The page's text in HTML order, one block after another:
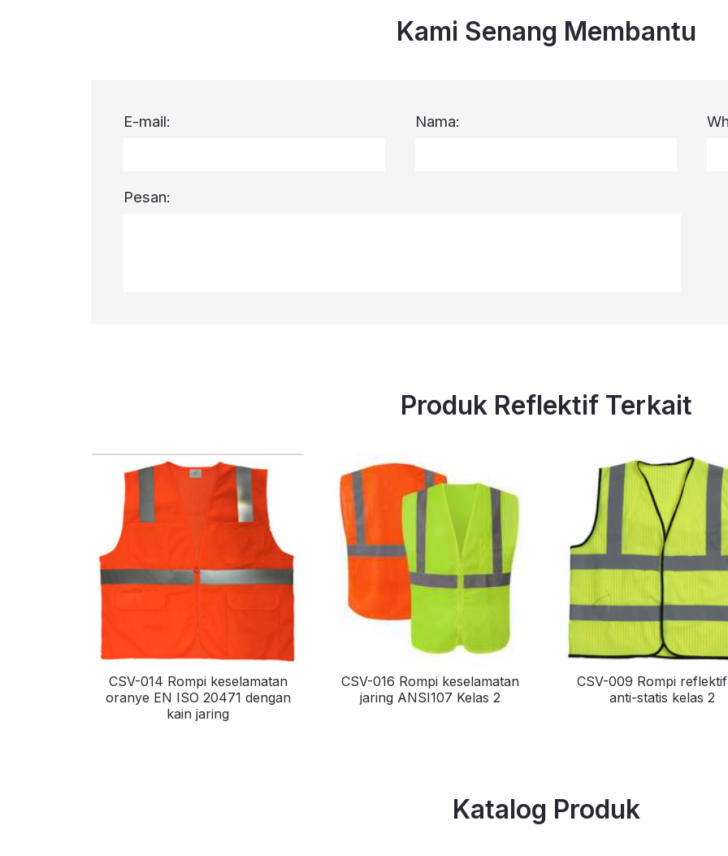
Kami Senang Membantu
E-mail: Nama:
Pesan:
Produk Reflektif Terkait
CSV-014 Rompi keselamatan
oranye EN ISO 20471 dengan
kain jaring
CSV-016 Rompi keselamatan
jaring ANSI107 Kelas 2
CSV-009 Rompi
anti-statis kelas 2
Katalog Produk